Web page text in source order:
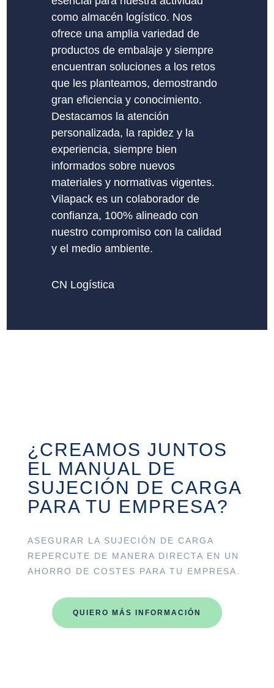
como almacén logístico. Nos
ofrece una amplia variedad de
productos de embalaje y siempre
encuentran soluciones a los retos
que les planteamos, demostrando
gran eficiencia y conocimiento.
Destacamos la atención
personalizada, la rapidez y la
experiencia, siempre bien
informados sobre nuevos
materiales y normativas vigentes.
Vilapack es un colaborador de
confianza, 100% alineado con
nuestro compromiso con la calidad
y el medio ambiente.
CN Logística
¿CREAMOS JUNTOS
EL MANUAL DE
SUJECIÓN DE CARGA
PARA TU EMPRESA?
ASEGURAR LA SUJECIÓN DE CARGA
REPERCUTE DE MANERA DIRECTA EN UN
AHORRO DE COSTES PARA TU EMPRESA.
QUIERO MÁS INFORMACIÓN